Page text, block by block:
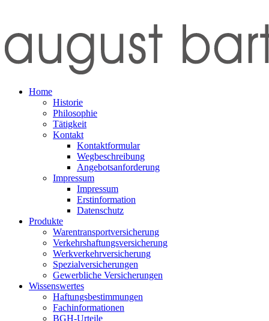
Home
Historie
Philosophie
Tätigkeit
Kontakt
Kontaktformular
Wegbeschreibung
Angebotsanforderung
Impressum
Impressum
Erstinformation
Datenschutz
Produkte
Warentransportversicherung
Verkehrshaftungsversicherung
Werkverkehrversicherung
Spezialversicherungen
Gewerbliche Versicherungen
Wissenswertes
Haftungsbestimmungen
Fachinformationen
BGH-Urteile